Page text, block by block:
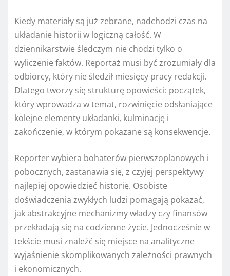
Kiedy materiały są już zebrane, nadchodzi czas na
układanie historii w logiczną całość. W
dziennikarstwie śledczym nie chodzi tylko o
wyliczenie faktów. Reportaż musi być zrozumiały dla
odbiorcy, który nie śledził miesięcy pracy redakcji.
Dlatego tworzy się strukturę opowieści: początek,
który wprowadza w temat, rozwinięcie odsłaniające
kolejne elementy układanki, kulminację i
zakończenie, w którym pokazane są konsekwencje.
Reporter wybiera bohaterów pierwszoplanowych i
pobocznych, zastanawia się, z czyjej perspektywy
najlepiej opowiedzieć historię. Osobiste
doświadczenia zwykłych ludzi pomagają pokazać,
jak abstrakcyjne mechanizmy władzy czy finansów
przekładają się na codzienne życie. Jednocześnie w
tekście musi znaleźć się miejsce na analityczne
wyjaśnienie skomplikowanych zależności prawnych
i ekonomicznych.